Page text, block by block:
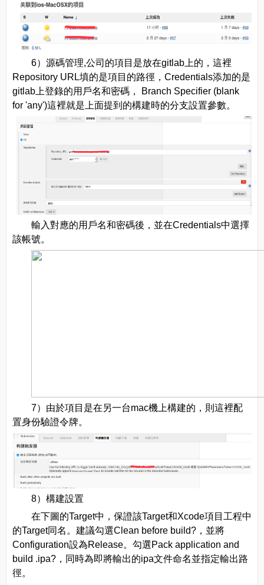
6）源碼管理,公司的項目是放在gitlab上的，這裡
Repository URL填的是項目的路徑，Credentials添加的是
gitlab上登錄的用戶名和密碼， Branch Specifier (blank
for 'any')這裡就是上面提到的構建時的分支設置參數。
輸入對應的用戶名和密碼後，並在Credentials中選擇
該帳號。
7）由於項目是在另一台mac機上構建的，則這裡配
置身份驗證令牌。
8）構建設置
在下圖的Target中，保證該Target和Xcode項目工程中
的Target同名。建議勾選Clean before build?，並將
Configuration設為Release。勾選Pack application and
build .ipa?，同時為即將輸出的ipa文件命名並指定輸出路
徑。